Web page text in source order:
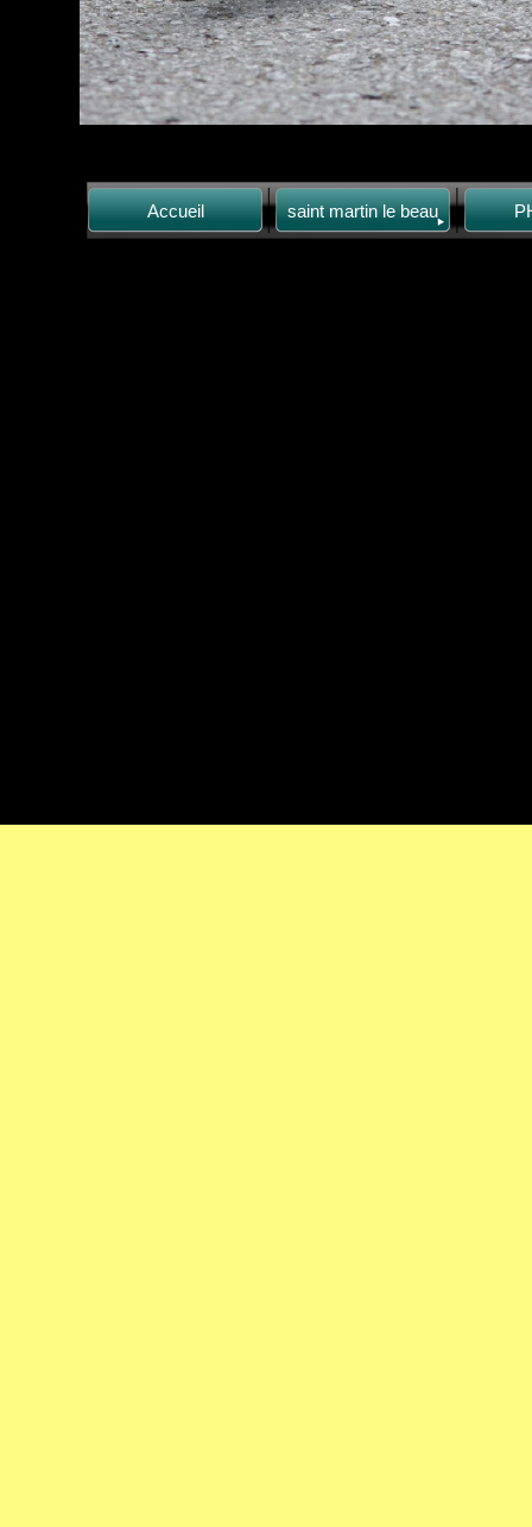
Accueil saint martin le beau